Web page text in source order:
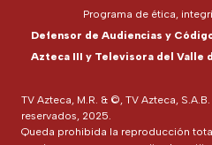
TV Azteca, M.R. & ©, TV Azteca,
reservados, 2025.
Queda prohibida la reproducción
Programa de ética,
Defensor de Audiencias y
Azteca III y Televisora del Valle